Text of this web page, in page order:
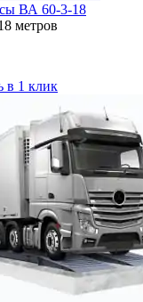
ВА 60-3-18
метров
в 1 клик